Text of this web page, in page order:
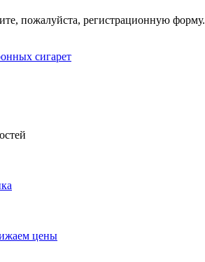
пожалуйста, регистрационную форму.
сигарет
цены